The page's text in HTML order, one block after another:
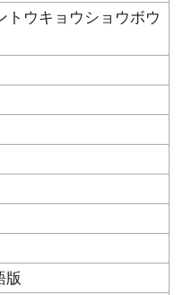
トウキョウショウボウ
版